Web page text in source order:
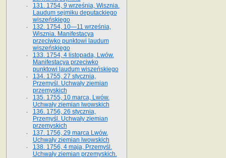
131. 1754, 9 września, Wisznia.
Laudum sejmiku deputackiego
wiszeńskiego
132. 1754, 10—11 września,
Wisznia. Manifestacya
przeciwko punktowi laudum
wiszeńskiego
133. 1754, 4 listopada, Lwów.
Manifestacya przeciwko
punktowi laudum wiszeńskiego
134. 1755, 27 stycznia,
Przemyśl. Uchwały ziemian
przemyskich
135. 1755, 10 marca, Lwów.
Uchwały ziemian lwowskich
136. 1756, 26 stycznia,
Przemyśl. Uchwały ziemian
przemyskich
137. 1756, 29 marca Lwów.
Uchwały ziemian lwowskich
138. 1756, 4 maja, Przemyśl.
Uchwały ziemian przemyskich.